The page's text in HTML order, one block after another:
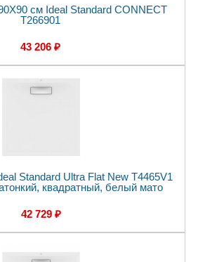
см Ideal Standard CONNECT
T266901
43 206 ₽
Standard Ultra Flat New T4465V1
квадратный, белый мато
42 729 ₽